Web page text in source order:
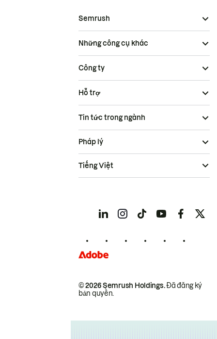
Semrush
Những công cụ khác
Công ty
Hỗ trợ
Tin tức trong ngành
© 2026 Semrush Holdings.Đã đăng ký
bản quyền.
Pháp lý
Tiếng Việt